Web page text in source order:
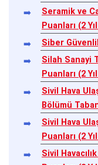
Seramik ve
Puanları (2
Siber
Silah Sanayi
Puanları (2
Sivil Hava
Bölümü
Sivil Hava
Puanları (2
Sivil